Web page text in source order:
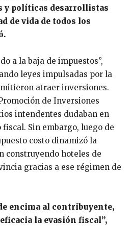
y políticas desarrollistas
de vida de todos los
a la baja de impuestos”,
leyes impulsadas por la
atraer inversiones.
de Inversiones
intendentes dudaban en
Sin embargo, luego de
costo dinamizó la
construyendo hoteles de
gracias a ese régimen de
encima al contribuyente,
la evasión fiscal”,